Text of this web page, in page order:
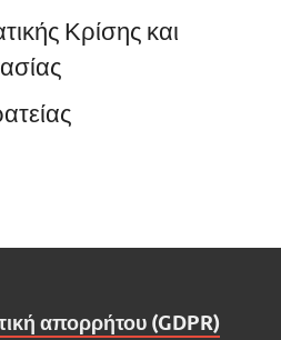
Κρίσης και
απορρήτου (GDPR)